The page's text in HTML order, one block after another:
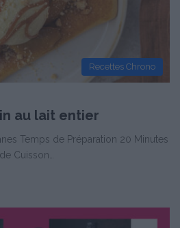
Recettes Chrono
au lait entier
Temps de Préparation 20 Minutes
Cuisson…